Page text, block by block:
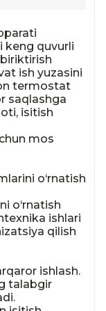
keng quvurli
ish yuzasini
termostat
saqlashga
isitish
mos
o‘rnatish
o‘rnatish
ishlari
qilish
ishlash.
talabgir